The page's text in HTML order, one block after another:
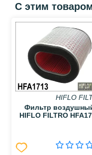
С этим
HIFLO
Фильтр
HIFLO FILTRO